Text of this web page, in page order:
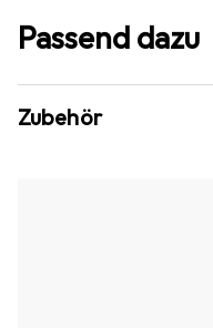
Passend dazu
Zubehör